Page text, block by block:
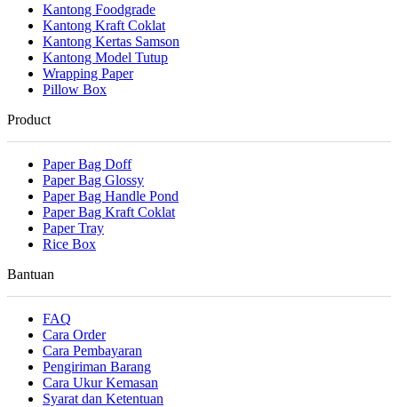
Kantong Foodgrade
Kantong Kraft Coklat
Kantong Kertas Samson
Kantong Model Tutup
Wrapping Paper
Pillow Box
Product
Paper Bag Doff
Paper Bag Glossy
Paper Bag Handle Pond
Paper Bag Kraft Coklat
Paper Tray
Rice Box
Bantuan
FAQ
Cara Order
Cara Pembayaran
Pengiriman Barang
Cara Ukur Kemasan
Syarat dan Ketentuan